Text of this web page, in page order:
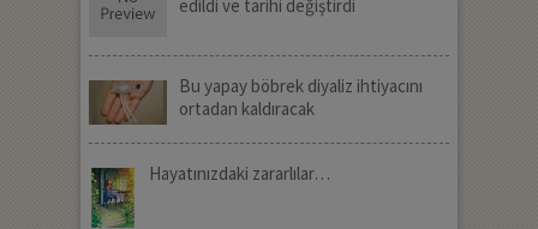
edildi ve tarihi değiştirdi
Bu yapay böbrek diyaliz ihtiyacını
ortadan kaldıracak
Hayatınızdaki zararlılar…